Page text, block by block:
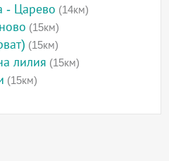
- Царево (14км)
(15км)
(15км)
лилия (15км)
(15км)